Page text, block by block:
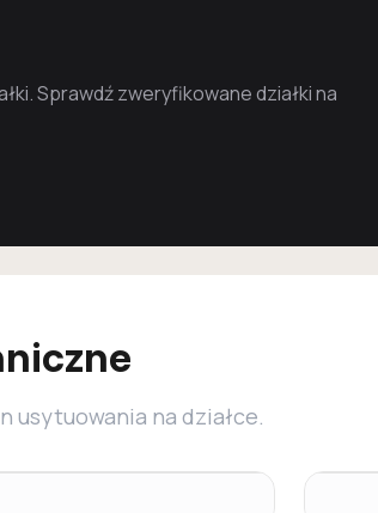
Sprawdź zweryfikowane działki na
usytuowania na działce.